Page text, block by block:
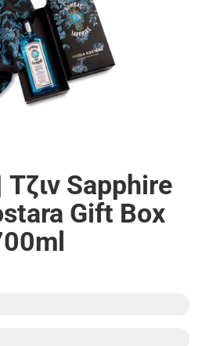
Τζιν Sapphire
Gift Box